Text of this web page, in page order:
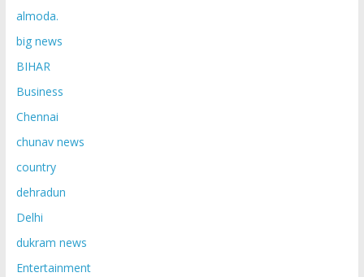
almoda.
big news
BIHAR
Business
Chennai
chunav news
country
dehradun
Delhi
dukram news
Entertainment